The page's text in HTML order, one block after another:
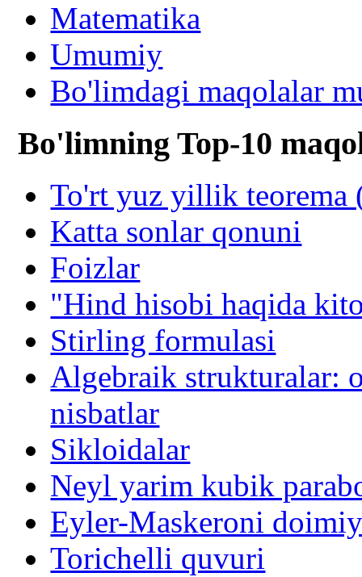
Matematika
Umumiy
Bo'limdagi maqolalar
Bo'limning Top-10
To'rt yuz yillik teorema
Katta sonlar qonuni
Foizlar
"Hind hisobi haqida
Stirling formulasi
Algebraik strukturalar:
nisbatlar
Sikloidalar
Neyl yarim kubik
Eyler-Maskeroni
Torichelli quvuri